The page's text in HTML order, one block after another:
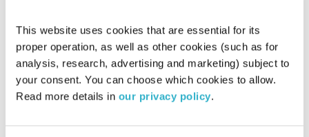
This website uses cookies that are essential for its
proper operation, as well as other cookies (such as for
analysis, research, advertising and marketing) subject to
your consent. You can choose which cookies to allow.
Read more details in our privacy policy.
פה זה טוב
לירון תאני
28.05.24
01:29:23
שלישי של פינג פונג מוזיקלי, לירון תאני משחק עם מיתמית, המכונה